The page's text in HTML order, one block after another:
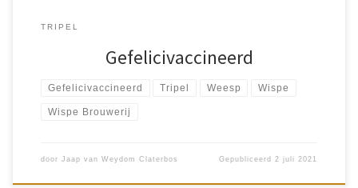
TRIPEL
Gefelicivaccineerd
Gefelicivaccineerd Tripel Weesp Wispe
Wispe Brouwerij
door Jaap van Weydom Claterbos Gepubliceerd 2 juli 2021